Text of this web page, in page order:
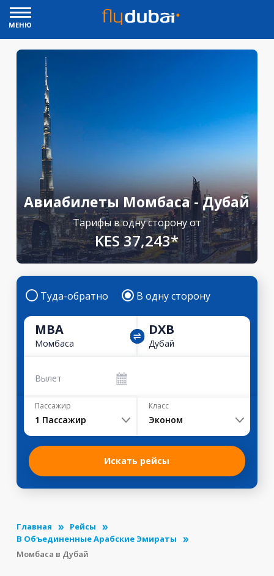
МЕНЮ
Авиабилеты Момбаса - Дубай
Тарифы в одну сторону от
KES 37,243*
Туда-обратно В одну сторону
MBA
Момбаса
DXB
Дубай
Вылет
Пассажир
1 Пассажир
Класс
Эконом
Искать рейсы
Главная
Рейсы
В Объединенные Арабские Эмираты
Момбаса в Дубай